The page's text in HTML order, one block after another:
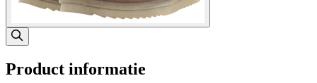
Product informatie